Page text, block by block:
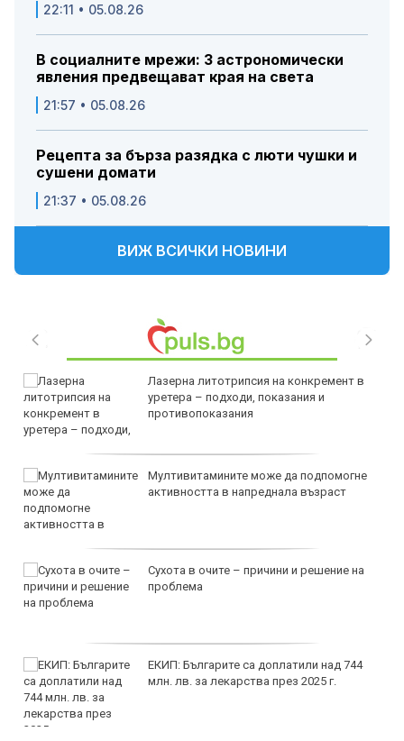
22:11 • 05.08.26
В социалните мрежи: 3 астрономически
явления предвещават края на света
21:57 • 05.08.26
Рецепта за бърза разядка с люти чушки и
сушени домати
21:37 • 05.08.26
ВИЖ ВСИЧКИ НОВИНИ
Лазерна литотрипсия на конкремент в
уретера – подходи, показания и
противопоказания
Мултивитамините може да подпомогне
активността в напреднала възраст
Сухота в очите – причини и решение на
проблема
ЕКИП: Българите са доплатили над 744
млн. лв. за лекарства през 2025 г.